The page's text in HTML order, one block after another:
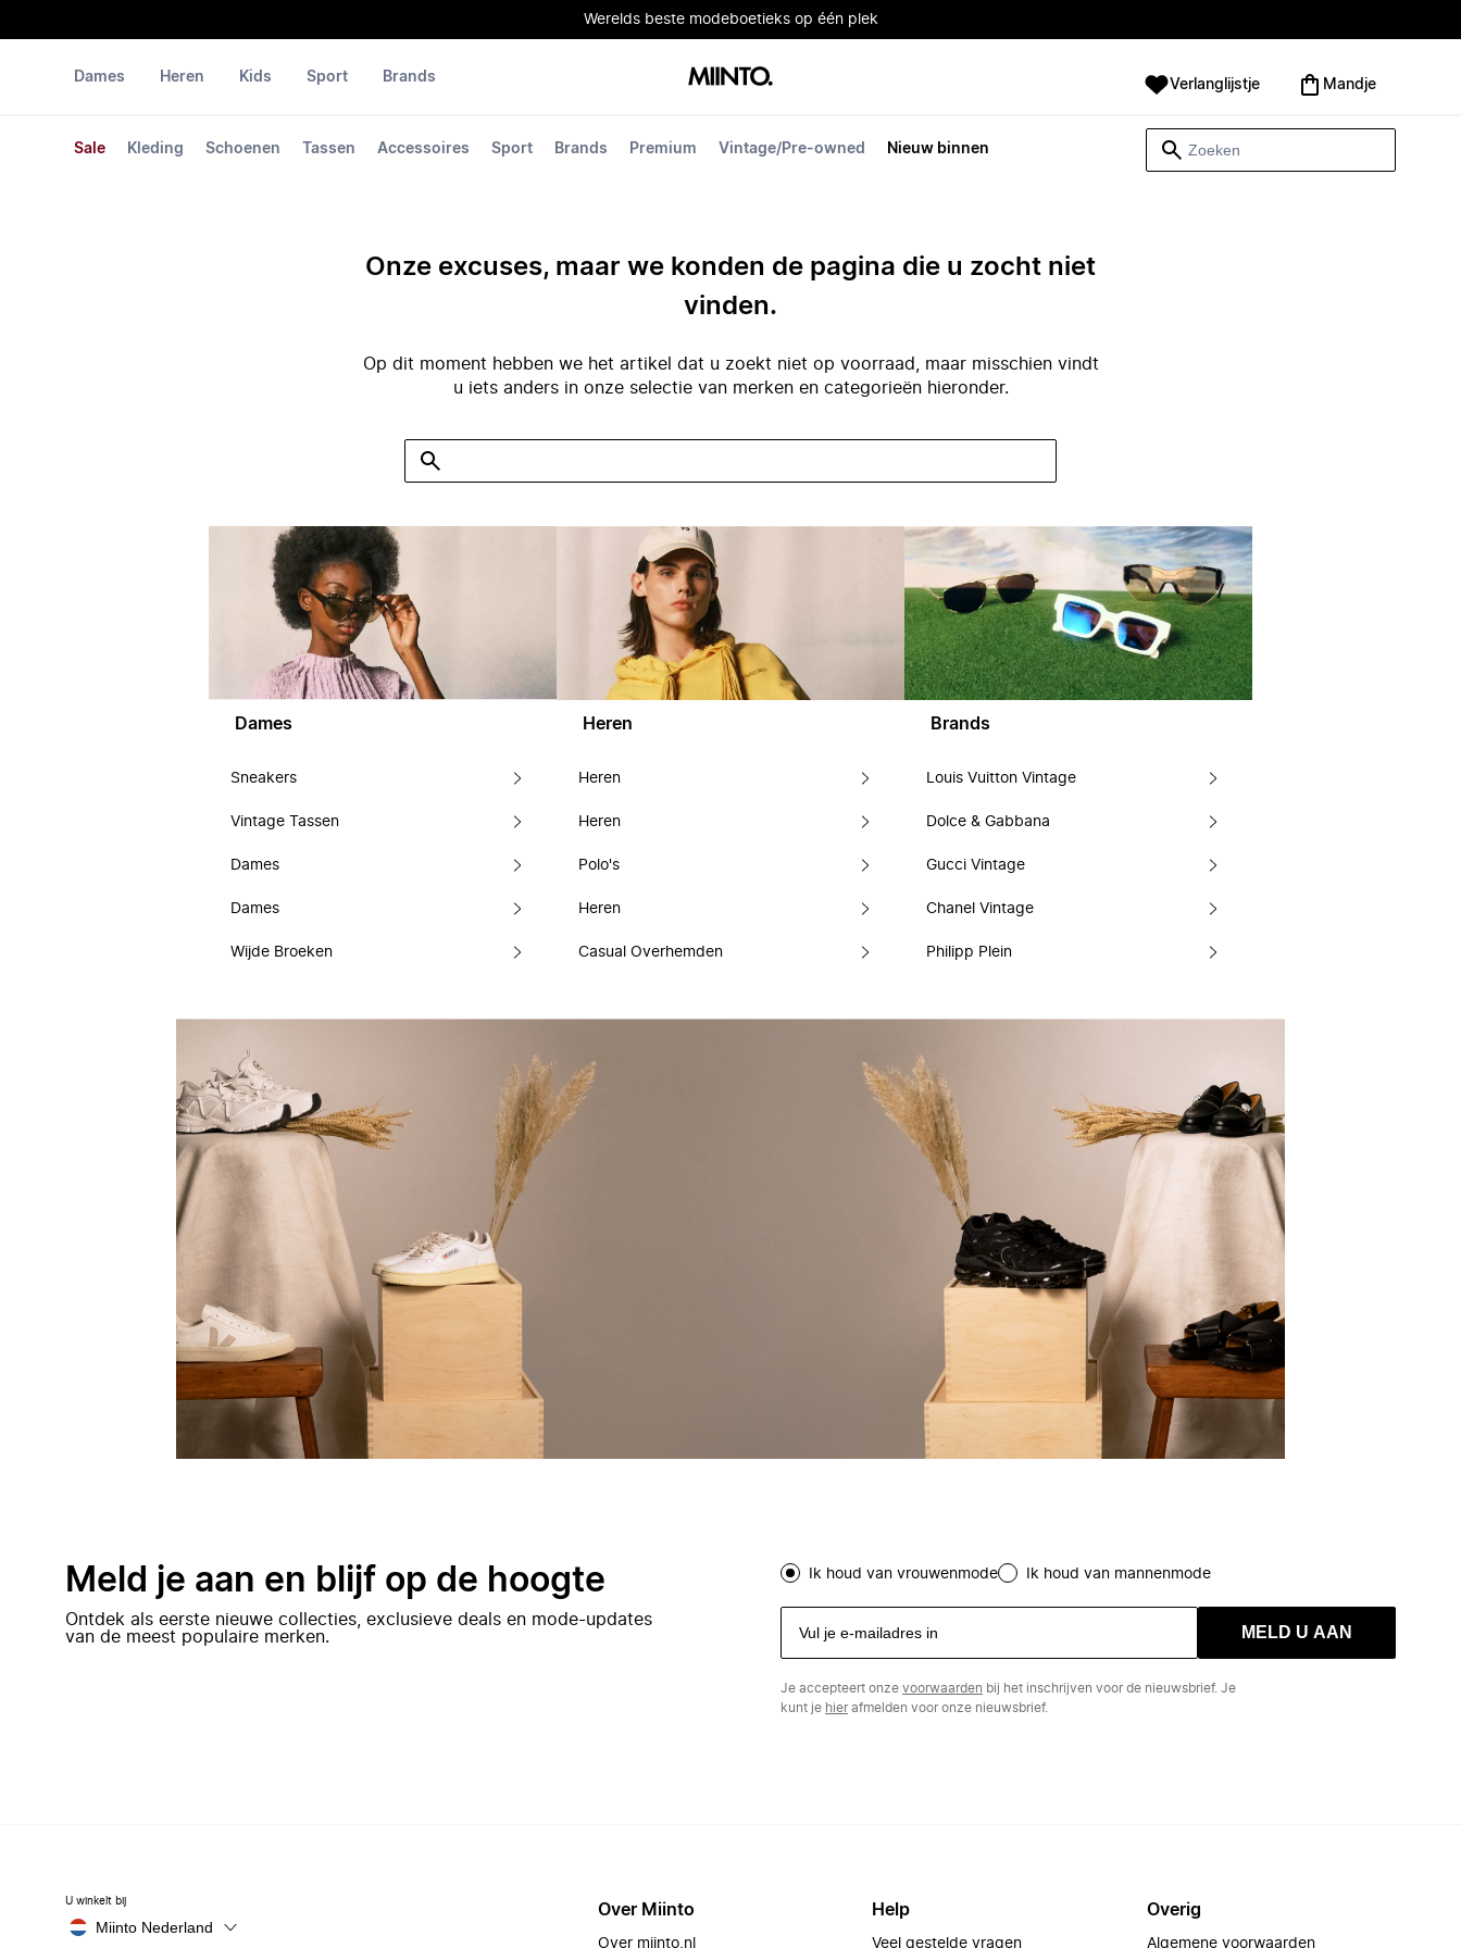
Werelds beste modeboetieks op één plek
Dames
Sale Kleding Schoenen Tassen Accessoires Sport Brands Premium Vintage/Pre-owned Nieuw binnen
Heren Kids Sport Brands Verlanglijstje Mandje
Onze excuses, maar we konden de pagina die u zocht niet
vinden.
Op dit moment hebben we het artikel dat u zoekt niet op voorraad, maar misschien vindt
u iets anders in onze selectie van merken en categorieën hieronder.
Dames
Sneakers
Vintage Tassen
Dames
Dames
Wijde Broeken
Heren
Heren
Heren
Polo's
Heren
Casual Overhemden
Brands
Louis Vuitton Vintage
Dolce & Gabbana
Gucci Vintage
Chanel Vintage
Philipp Plein
Meld je aan en blijf op de hoogte
Ontdek als eerste nieuwe collecties, exclusieve deals en mode-updates
van de meest populaire merken.
Ik houd van vrouwenmode Ik houd van mannenmode
MELD U AAN
Je accepteert onze voorwaarden bij het inschrijven voor de nieuwsbrief. Je
kunt je hierafmelden voor onze nieuwsbrief.
U winkelt bij
Miinto Nederland
Over Miinto
Over miinto.nl
Help
Veel gestelde vragen
Overig
Algemene voorwaarden